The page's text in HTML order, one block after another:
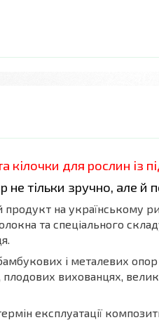
для рослин із
не тільки зручно, але й
на українському
та спеціального
і металевих
плодових вихованцях,
експлуатації